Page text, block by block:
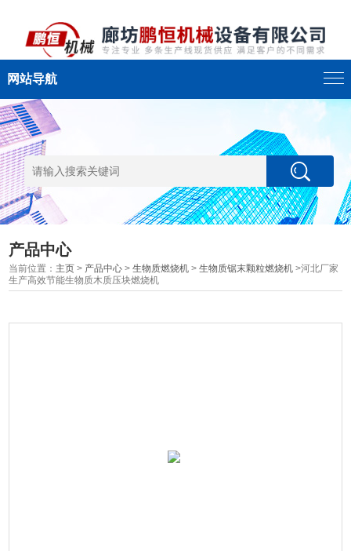
网站导航
产品中心
当前位置： 主页 > 产品中心 >生物质燃烧机 >生物质锯末颗粒燃烧机 >河北厂家
生产高效节能生物质木质压块燃烧机